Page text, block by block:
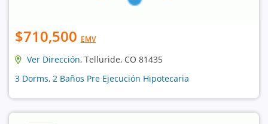
$710,500 EMV
Ver Dirección, Telluride, CO 81435
3 Dorms, 2 Baños Pre Ejecución Hipotecaria